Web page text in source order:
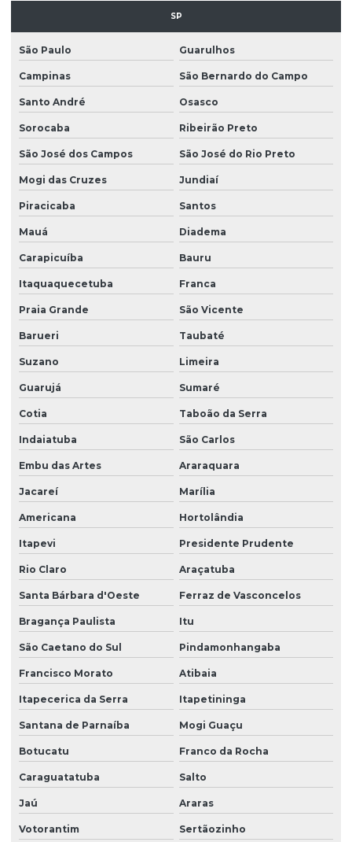
Empresa de limpeza terceirizada
Empresa de limpeza de vidros
Empresa limpeza de vidros em altura
Empresa de limpeza de vidros e fachadas
Empresa de manutenção predial
Empresa de portaria e limpeza
Empresa de portaria e recepção
Empresa de portaria remota
Empresa de recepcionista terceirização
Empresa de serviço terceirizado
Empresa de serviços terceirizados
Empresa de serviços terceirizados de limpeza
Empresa de terceirização de limpeza
Empresa de terceirização de serviços gerais
Empresa de terceirização de serviços de limpeza
Empresa terceirização de zelador
Empresa terceirização zeladoria
Empresa terceirizada de limpeza
Empresa terceirizada portaria
Empresa de zeladoria e portaria
Empresas de limpeza zeladoria
Empresas de portaria virtual
SP
São Paulo Guarulhos
Campinas São Bernardo do Campo
Santo André Osasco
Sorocaba Ribeirão Preto
São José dos Campos São José do Rio Preto
Mogi das Cruzes Jundiaí
Piracicaba Santos
Mauá Diadema
Carapicuíba Bauru
Itaquaquecetuba Franca
Praia Grande São Vicente
Barueri Taubaté
Suzano Limeira
Guarujá Sumaré
Cotia Taboão da Serra
Indaiatuba São Carlos
Embu das Artes Araraquara
Jacareí Marília
Americana Hortolândia
Itapevi Presidente Prudente
Rio Claro Araçatuba
Santa Bárbara d'Oeste Ferraz de Vasconcelos
Bragança Paulista Itu
São Caetano do Sul Pindamonhangaba
Francisco Morato Atibaia
Itapecerica da Serra Itapetininga
Santana de Parnaíba Mogi Guaçu
Botucatu Franco da Rocha
Caraguatatuba Salto
Jaú Araras
Votorantim Sertãozinho